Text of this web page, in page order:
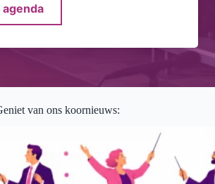
agenda
van ons koornieuws: